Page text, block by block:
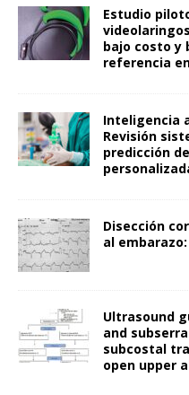
Estudio
bajo costo y
referencia
Inteligencia
Revisión
predicción
Disección
al
Ultrasound
and
subcostal
open upper